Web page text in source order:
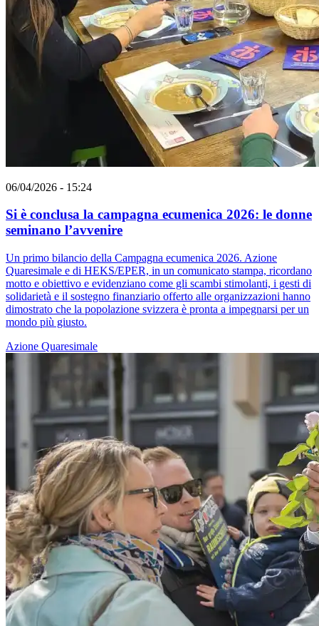
06/04/2026 - 15:24
Si è conclusa la campagna ecumenica 2026: le donne
seminano l’avvenire
Un primo bilancio della Campagna ecumenica 2026. Azione
Quaresimale e di HEKS/EPER, in un comunicato stampa, ricordano
motto e obiettivo e evidenziano come gli scambi stimolanti, i gesti di
solidarietà e il sostegno finanziario offerto alle organizzazioni hanno
dimostrato che la popolazione svizzera è pronta a impegnarsi per un
mondo più giusto.
Azione Quaresimale